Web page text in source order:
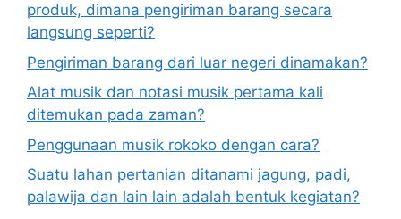
produk, dimana pengiriman barang secara
langsung seperti?
Pengiriman barang dari luar negeri dinamakan?
Alat musik dan notasi musik pertama kali
ditemukan pada zaman?
Penggunaan musik rokoko dengan cara?
Suatu lahan pertanian ditanami jagung, padi,
palawija dan lain lain adalah bentuk kegiatan?